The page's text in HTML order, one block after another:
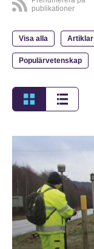
publikationer
Visa alla Artiklar
Populärvetenskap